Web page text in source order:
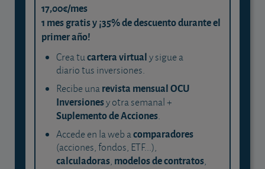
17,00€/mes
1 mes gratis y ¡35% de descuento durante el
primer año!
Crea tucartera virtualy sigue a
diario tus inversiones.
Recibe unarevista mensual OCU
Inversionesy otra semanal +
Suplemento de Acciones.
Accede en la web acomparadores
(acciones, fondos, ETF...),
calculadoras, modelos de contratos,